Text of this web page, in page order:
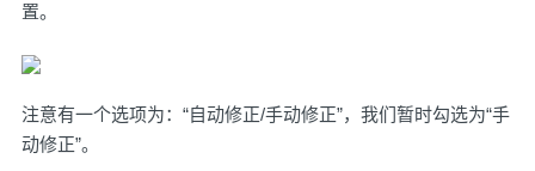
置。
注意有一个选项为：“自动修正/手动修正”，我们暂时勾选为“手
动修正”。